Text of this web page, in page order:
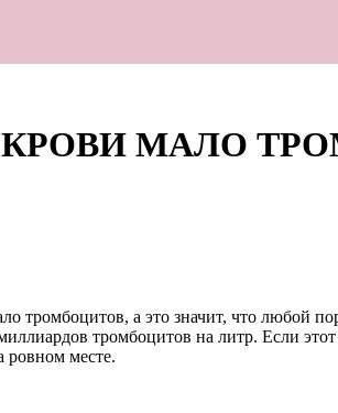
МАЛО
а это значит, что любой
тромбоцитов на литр. Если этот
ровном месте.